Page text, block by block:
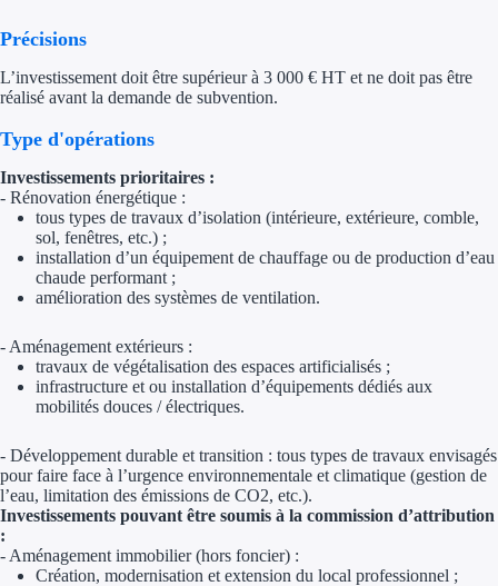
Aides Région
Aides Région
Régions de I à P
Précisions
L’investissement doit être supérieur à 3 000 € HT et ne doit pas être
réalisé avant la demande de subvention.
Type d'opérations
Investissements prioritaires :
- Rénovation énergétique :
tous types de travaux d’isolation (intérieure, extérieure, comble,
sol, fenêtres, etc.) ;
installation d’un équipement de chauffage ou de production d’eau
chaude performant ;
amélioration des systèmes de ventilation.
- Aménagement extérieurs :
travaux de végétalisation des espaces artificialisés ;
infrastructure et ou installation d’équipements dédiés aux
mobilités douces / électriques.
- Développement durable et transition : tous types de travaux envisagés
pour faire face à l’urgence environnementale et climatique (gestion de
l’eau, limitation des émissions de CO2, etc.).
Investissements pouvant être soumis à la commission d’attribution
:
- Aménagement immobilier (hors foncier) :
Création, modernisation et extension du local professionnel ;